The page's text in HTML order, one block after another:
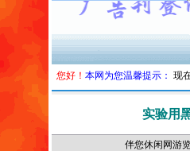
您好！ 本网为您温馨提示： 现
实验用
伴您休闲网